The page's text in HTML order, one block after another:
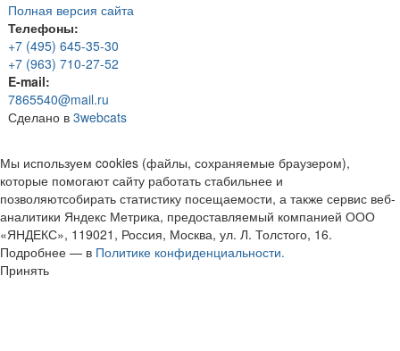
Полная версия сайта
Телефоны:
+7 (495) 645-35-30
+7 (963) 710-27-52
E-mail:
7865540@mail.ru
Сделано в 3webcats
Мы используем cookies (файлы, сохраняемые браузером),
которые помогают сайту работать стабильнее и
позволяютсобирать статистику посещаемости, а также сервис веб-
аналитики Яндекс Метрика, предоставляемый компанией ООО
«ЯНДЕКС», 119021, Россия, Москва, ул. Л. Толстого, 16.
Подробнее — в Политике конфиденциальности.
Принять